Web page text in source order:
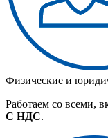
Физические и
Работаем со всеми,
С НДС.